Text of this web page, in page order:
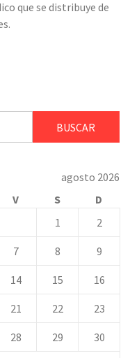
que se distribuye de
agosto 2026
V S
D
1
2
7 8 9
14 15 16
21 22 23
28 29 30